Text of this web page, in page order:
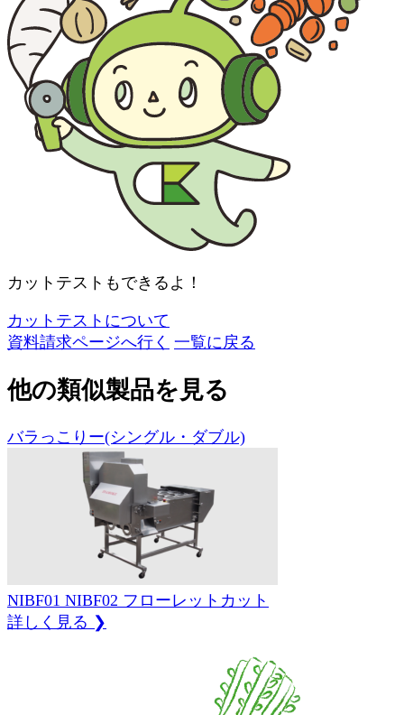
カットテストもできるよ！
カットテストについて
資料請求ページへ行く 一覧に戻る
他の類似製品を見る
バラっこりー(シングル・ダブル)
NIBF01 NIBF02 フローレットカット
詳しく見る ❯